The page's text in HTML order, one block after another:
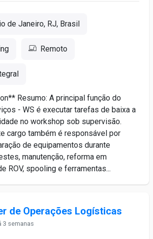
de Janeiro, RJ, Brasil
Remoto
Resumo: A principal função do
- WS é executar tarefas de baixa a
no workshop sob supervisão.
cargo também é responsável por
de equipamentos durante
manutenção, reforma em
ROV, spooling e ferramentas...
de Operações Logísticas
3 semanas